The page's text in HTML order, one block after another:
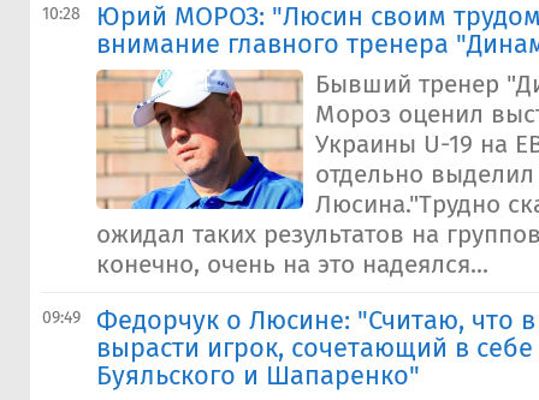
10:28
Юрий МОРОЗ: "Люсин своим
внимание главного тренера
Бывший тренер
Мороз оценил
Украины U-19 на
отдельно
Люсина."Трудно
ожидал таких результатов на
конечно, очень на это надеялся...
09:49
Федорчук о Люсине: "Считаю, что
вырасти игрок, сочетающий в себе
Буяльского и Шапаренко"